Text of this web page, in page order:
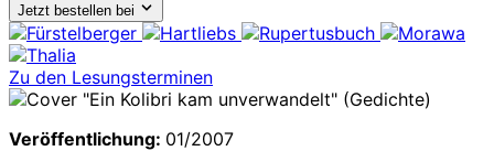
Jetzt bestellen bei
Zu den Lesungsterminen
Veröffentlichung: 01/2007